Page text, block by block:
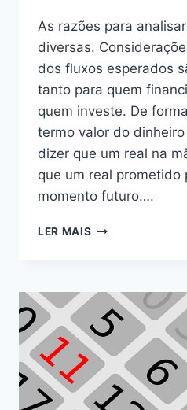
As razões para
diversas.
dos fluxos esperados
tanto para quem
quem investe. De
termo valor do
dizer que um real na
que um real prometido
momento futuro….
LER MAIS